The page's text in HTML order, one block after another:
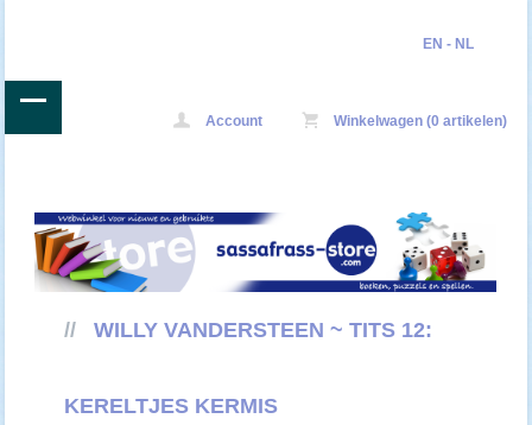
EN - NL
Account Winkelwagen (0 artikelen)
// WILLY VANDERSTEEN ~ TITS 12:
KERELTJES KERMIS